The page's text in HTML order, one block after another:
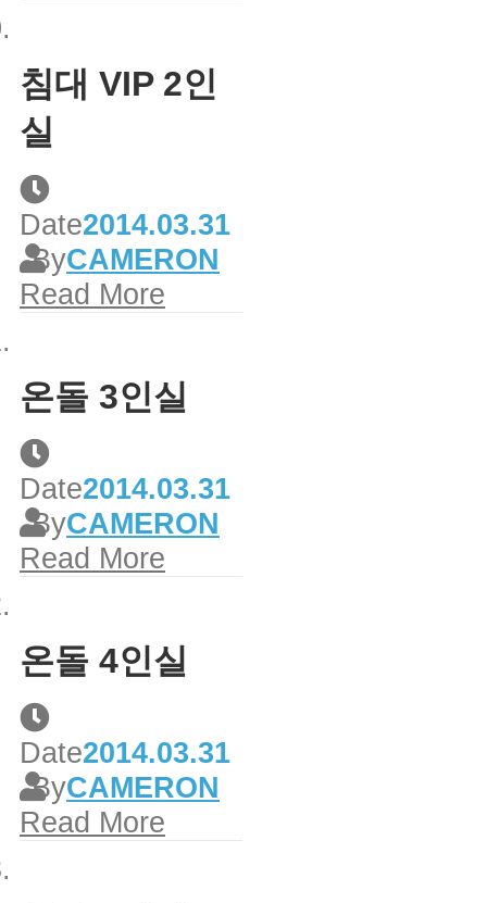
침대 VIP 2인
실
Date2014.03.31
ByCAMERON
Read More
온돌 3인실
Date2014.03.31
ByCAMERON
Read More
온돌 4인실
Date2014.03.31
ByCAMERON
Read More